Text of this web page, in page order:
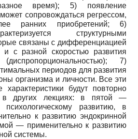
время); 5) появление
сопровождаться регрессом,
ранних приобретений; 6)
структурными
связаны с дифференциацией
и с разной скоростью развития
7)
периодов для развития
организма и личности. Все эти
характеристики будут повторно
в других лекциях: в пятой —
психологическому развитию, в
к развитию эндокринной
— применительно к развитию
системы.